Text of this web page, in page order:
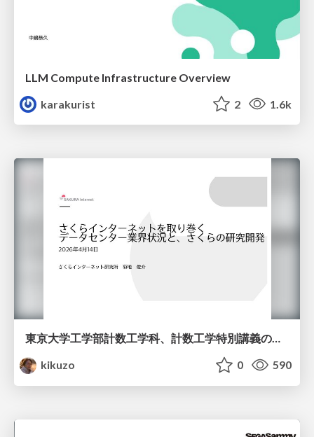
LLM Compute Infrastructure Overview
karakurist
2 1.6k
東京大学工学部計数工学科、計数工学特別講義の説明資料
kikuzo
0 590